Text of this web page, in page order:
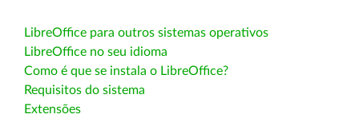
LibreOffice para outros sistemas operativos
LibreOffice no seu idioma
Como é que se instala o LibreOffice?
Requisitos do sistema
Extensões